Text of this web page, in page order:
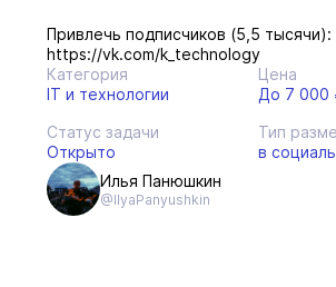
Привлечь подписчиков (5,5 тысячи):
https://vk.com/k_technology
Категория
IT и технологии
Цена
До 7 000
Статус задачи
Открыто
Тип
в
Илья Панюшкин
@IlyaPanyushkin